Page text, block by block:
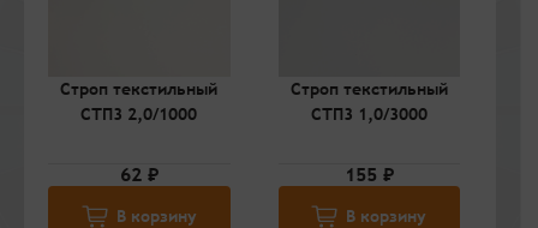
Строп текстильный
СТП3 2,0/1000
62 ₽
В корзину
Строп текстильный
СТП3 1,0/3000
155 ₽
В корзину